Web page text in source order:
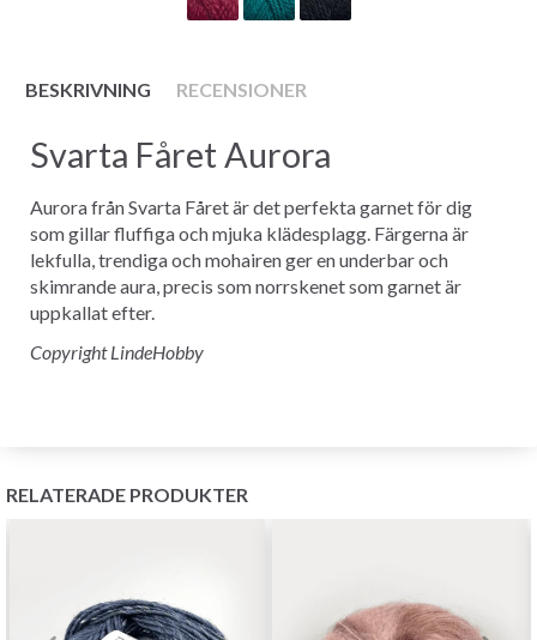
BESKRIVNING RECENSIONER
Svarta Fåret Aurora
Aurora från Svarta Fåret är det perfekta garnet för dig
som gillar fluffiga och mjuka klädesplagg. Färgerna är
lekfulla, trendiga och mohairen ger en underbar och
skimrande aura, precis som norrskenet som garnet är
uppkallat efter.
Copyright LindeHobby
RELATERADE PRODUKTER